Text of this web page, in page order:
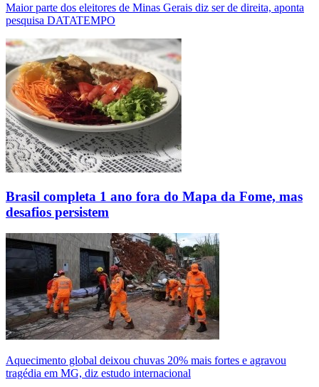
Maior parte dos eleitores de Minas Gerais diz ser de direita, aponta
pesquisa DATATEMPO
Brasil completa 1 ano fora do Mapa da Fome, mas
desafios persistem
Aquecimento global deixou chuvas 20% mais fortes e agravou
tragédia em MG, diz estudo internacional